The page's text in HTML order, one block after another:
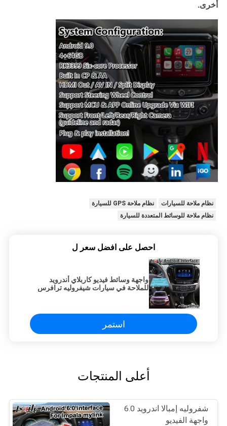
أخرى.
نظام ملاحة للسيارات
نظام ملاحة GPS للسيارة
نظام ملاحة للوسائط المتعددة للسيارة
احصل على افضل سعر ل
واجهة وسائط فيديو كاربلاي أندرويد
للملاحة في سيارات شيفروليه ترافرس
استمر
أعلى المنتجات
شفروليه إمبالا اندرويد 6.0
واجهة الفيديو